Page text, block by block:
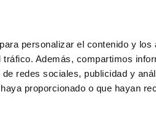
personalizar el contenido y los
Además, compartimos
redes sociales, publicidad y
proporcionado o que hayan
del agua Más